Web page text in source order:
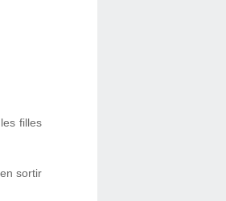
filles
sortir